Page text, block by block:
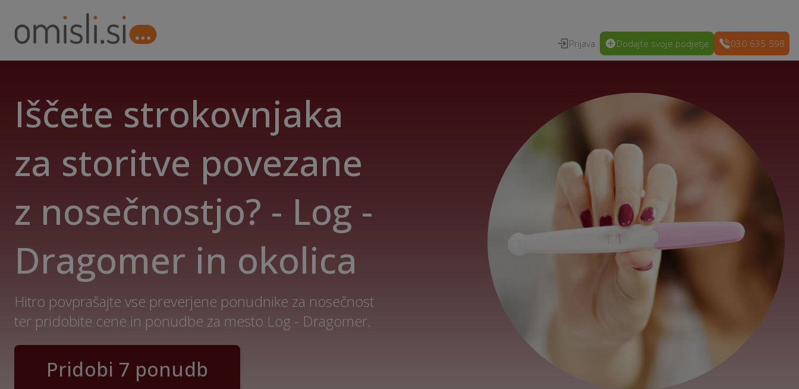
Prijava Dodajte svoje podjetje 030 635 598
Iščete strokovnjaka
za storitve povezane
z nosečnostjo? - Log -
Dragomer in okolica
Hitro povprašajte vse preverjene ponudnike za nosečnost
ter pridobite cene in ponudbe za mesto Log - Dragomer.
Pridobi 7 ponudb